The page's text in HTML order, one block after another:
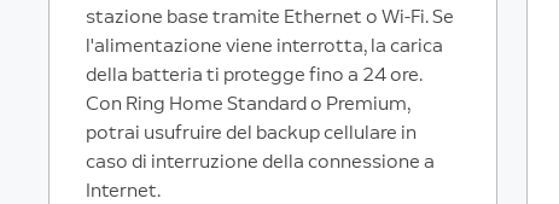
stazione base tramite Ethernet o Wi-Fi. Se
l'alimentazione viene interrotta, la carica
della batteria ti protegge fino a 24 ore.
Con Ring Home Standard o Premium,
potrai usufruire del backup cellulare in
caso di interruzione della connessione a
Internet.